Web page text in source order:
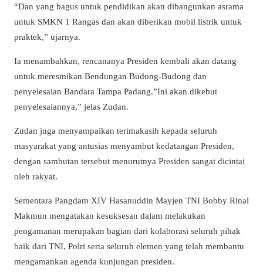
“Dan yang bagus untuk pendidikan akan dibangunkan asrama
untuk SMKN 1 Rangas dan akan diberikan mobil listrik untuk
praktek,” ujarnya.
Ia menambahkan, rencananya Presiden kembali akan datang
untuk meresmikan Bendungan Budong-Budong dan
penyelesaian Bandara Tampa Padang.”Ini akan dikebut
penyelesaiannya,” jelas Zudan.
Zudan juga menyampaikan terimakasih kepada seluruh
masyarakat yang antusias menyambut kedatangan Presiden,
dengan sambutan tersebut menurutnya Presiden sangat dicintai
oleh rakyat.
Sementara Pangdam XIV Hasanuddin Mayjen TNI Bobby Rinal
Makmun mengatakan kesuksesan dalam melakukan
pengamanan merupakan bagian dari kolaborasi seluruh pihak
baik dari TNI, Polri serta seluruh elemen yang telah membantu
mengamankan agenda kunjungan presiden.